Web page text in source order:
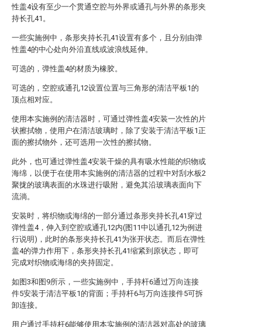
性盖4设有至少一个贯通空腔与外界或通孔与外界的条形夹
持长孔41。
一些实施例中，条形夹持长孔41设置有多个，且分别由弹
性盖4的中心处向外沿直线或波浪线延伸。
可选的，弹性盖4的材质为橡胶。
可选的，空腔或通孔12设置位置与三角形的清洁平板1的
顶点相对应。
使用本实施例的清洁器时，可通过弹性盖4安装一次性的片
状擦拭物，使用户在清洁玻璃时，除了安装于清洁平板1正
面的擦拭物外，还可选用一次性的擦拭物。
此外，也可通过弹性盖4安装干燥的具有吸水性能的织物或
海绵，以便于在使用本实施例的清洁器的过程中对刮水板2
聚拢的玻璃表面的水珠进行吸附，避免其沿玻璃表面向下
流淌。
安装时，将织物或海绵的一部分通过条形夹持长孔41穿过
弹性盖4，伸入到空腔或通孔12内(图11中以通孔12为例进
行说明)，此时的条形夹持长孔41为张开状态。而后在弹性
盖4的弹力作用下，条形夹持长孔41缩紧到原状态，即可
完成对织物或海绵的夹持固定。
如图3和图9所示，一些实施例中，手持杆6通过万向连接
件5安装于清洁平板1的背面；手持杆6与万向连接件5可拆
卸连接。
用户通过手持杆6能够使用本实施例的清洁器对高处的玻璃